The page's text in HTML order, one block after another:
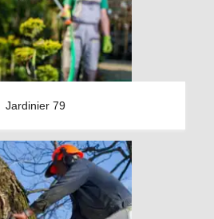
Jardinier 79